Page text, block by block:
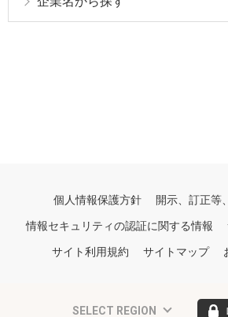
個人情報保護方針 開示、訂正等
情報セキュリティの認証に関する情報
サイト利用規約 サイトマップ
SELECT REGION